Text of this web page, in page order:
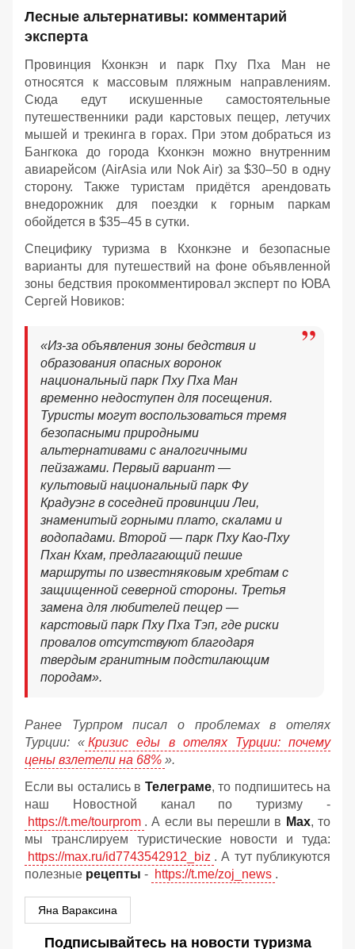
Лесные альтернативы: комментарий
эксперта
Провинция Кхонкэн и парк Пху Пха Ман не
относятся к массовым пляжным направлениям.
Сюда едут искушенные самостоятельные
путешественники ради карстовых пещер, летучих
мышей и трекинга в горах. При этом добраться из
Бангкока до города Кхонкэн можно внутренним
авиарейсом (AirAsia или Nok Air) за $30–50 в одну
сторону. Также туристам придётся арендовать
внедорожник для поездки к горным паркам
обойдется в $35–45 в сутки.
Специфику туризма в Кхонкэне и безопасные
варианты для путешествий на фоне объявленной
зоны бедствия прокомментировал эксперт по ЮВА
Сергей Новиков:
«Из-за объявления зоны бедствия и
образования опасных воронок
национальный парк Пху Пха Ман
временно недоступен для посещения.
Туристы могут воспользоваться тремя
безопасными природными
альтернативами с аналогичными
пейзажами. Первый вариант —
культовый национальный парк Фу
Крадуэнг в соседней провинции Леи,
знаменитый горными плато, скалами и
водопадами. Второй — парк Пху Као-Пху
Пхан Кхам, предлагающий пешие
маршруты по известняковым хребтам с
защищенной северной стороны. Третья
замена для любителей пещер —
карстовый парк Пху Пха Тэп, где риски
провалов отсутствуют благодаря
твердым гранитным подстилающим
породам».
Ранее Турпром писал о проблемах в отелях
Турции: « Кризис еды в отелях Турции: почему
цены взлетели на 68% ».
Если вы остались в Телеграме, то подпишитесь на
наш Новостной канал по туризму -
https://t.me/tourprom . А если вы перешли в Мах, то
мы транслируем туристические новости и туда:
https://max.ru/id7743542912_biz . А тут публикуются
полезные рецепты - https://t.me/zoj_news .
Яна Вараксина
Подписывайтесь на новости туризма